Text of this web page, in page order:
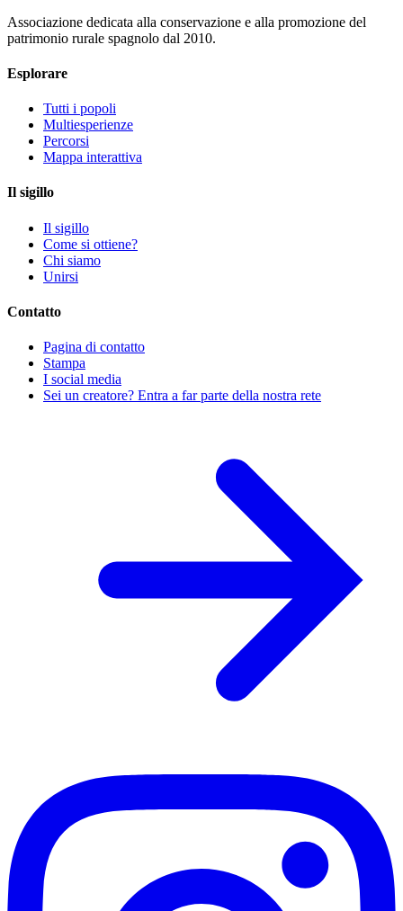
Associazione dedicata alla conservazione e alla promozione del
patrimonio rurale spagnolo dal 2010.
Esplorare
Tutti i popoli
Multiesperienze
Percorsi
Mappa interattiva
Il sigillo
Il sigillo
Come si ottiene?
Chi siamo
Unirsi
Contatto
Pagina di contatto
Stampa
I social media
Sei un creatore? Entra a far parte della nostra rete